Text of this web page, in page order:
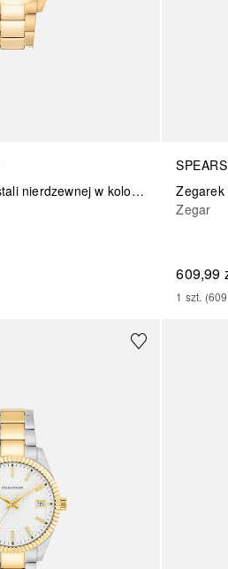
Zegarek na reke ze stali nierdzewnej w kolorze zlotym
Zegar
609,99
1 szt. (